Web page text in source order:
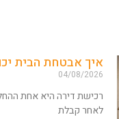
איך אבטחת הבית
04/08/2026
רכישת דירה היא אחת
לאחר קבלת